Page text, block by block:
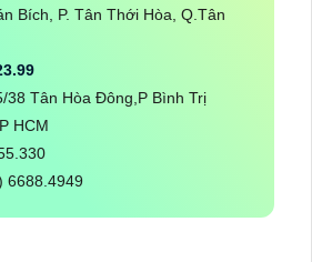
Bích, P. Tân Thới Hòa, Q.Tân
38 Tân Hòa Đông,P Bình Trị
HCM
6688.4949